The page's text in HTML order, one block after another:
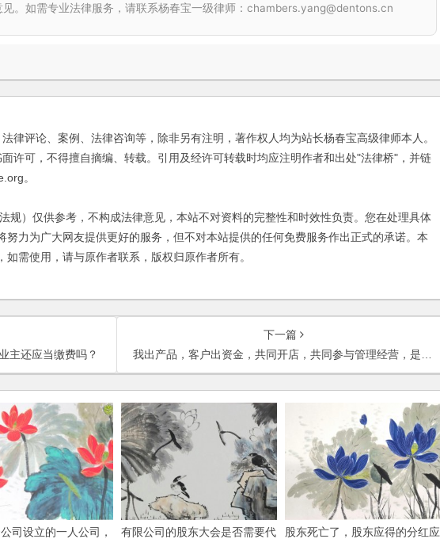
。如需专业法律服务，请联系杨春宝一级律师：chambers.yang@dentons.cn
律评论、案例、法律咨询等，除非另有注明，著作权人均为站长杨春宝高级律师本人。
许可，不得擅自摘编、转载。引用及经许可转载时均应注明作者和出处"法律桥"，并链
。
）仅供参考，不构成法律意见，本站不对资料的完整性和时效性负责。您在处理具体
力为广大网友提供更好的服务，但不对本站提供的任何免费服务作出正式的承诺。本
需使用，请与原作者联系，版权归原作者所有。
主还应当缴费吗？
下一篇
我出产品，客户出资金，共同开店，共同参与管理经营，是否构成非法集资？
司设立的一人公司，
有限公司的股东大会是否需要代
股东死亡了，股东应得的分红应